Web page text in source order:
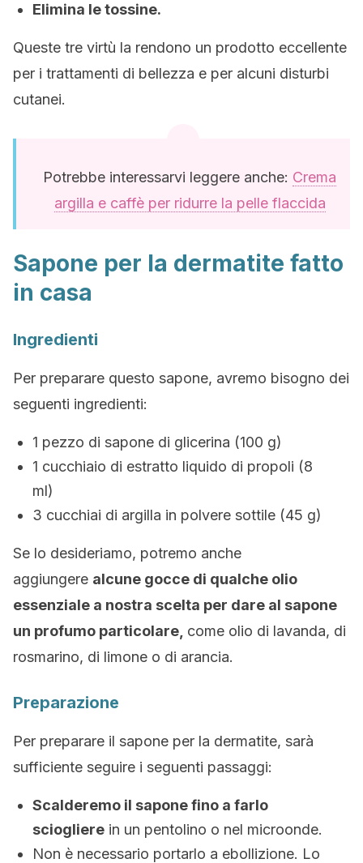
Elimina le tossine.
Queste tre virtù la rendono un prodotto eccellente
per i trattamenti di bellezza e per alcuni disturbi
cutanei.
Potrebbe interessarvi leggere anche: Crema
argilla e caffè per ridurre la pelle flaccida
Sapone per la dermatite fatto
in casa
Ingredienti
Per preparare questo sapone, avremo bisogno dei
seguenti ingredienti:
1 pezzo di sapone di glicerina (100 g)
1 cucchiaio di estratto liquido di propoli (8
ml)
3 cucchiai di argilla in polvere sottile (45 g)
Se lo desideriamo, potremo anche
aggiungere alcune gocce di qualche olio
essenziale a nostra scelta per dare al sapone
un profumo particolare, come olio di lavanda, di
rosmarino, di limone o di arancia.
Preparazione
Per preparare il sapone per la dermatite, sarà
sufficiente seguire i seguenti passaggi:
Scalderemo il sapone fino a farlo
sciogliere in un pentolino o nel microonde.
Non è necessario portarlo a ebollizione. Lo